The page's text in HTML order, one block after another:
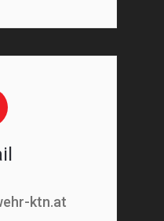
ktn.at